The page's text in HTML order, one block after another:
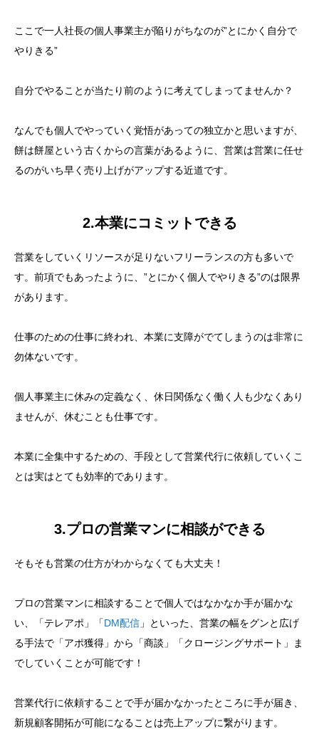
ここで一人社長の個人事業主が陥りがちなのが”とにかく自分で
やりきる”
自分でやることが当たり前のように考えてしまってませんか？
なんでも個人でやっていく覚悟があっての独立かと思いますが、
餅は餅屋という古くからの言葉があるように、営業は営業に任せ
るのがいち早く売り上げがアップする近道です。
2.本業にコミットできる
営業をしていくリソースが足りないフリーランスの方も多いで
す。前項でもあったように、”とにかく個人でやりきる”のは限界
があります。
仕事のための仕事に終われ、本業に支障がでてしまうのは非常に
勿体ないです。
個人事業主に休みの定義なく、休日関係なく働く人も少なくあり
ませんが、休むことも仕事です。
本業に全集中するための、手段として営業代行に依頼していくこ
とは実はとても効率的であります。
3.プロの営業マンに相談ができる
そもそも営業の仕方がわからなくても大丈夫！
プロの営業マンに相談することで個人ではなかなか手が届かな
い、「テレアポ」「DM配信 」といった、営業の幅をグンと広げ
る手法で「アポ獲得」から「商談」「クロージングサポート」ま
でしていくことが可能です！
営業代行に依頼することで手が届かなかったところに手が届き、
新規顧客開拓が可能になることは売上アップに繋がります。